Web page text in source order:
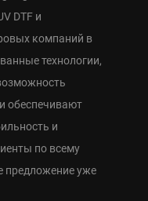
DTF и
компаний в
технологии,
обеспечивают
и
по всему
предложение уже